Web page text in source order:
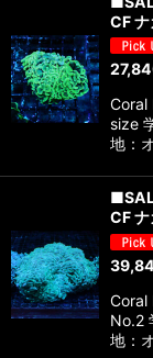
CF
Coral
size
地：
CF
No.2
地：